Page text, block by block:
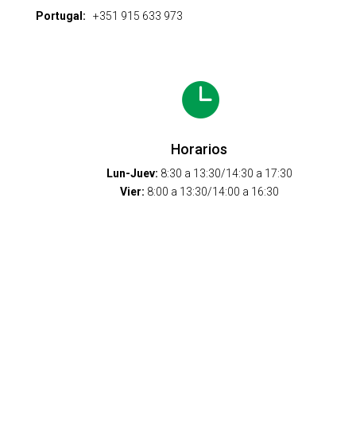
Portugal: +351 915 633 973

Horarios
Lun-Juev: 8:30 a 13:30/14:30 a 17:30
Vier: 8:00 a 13:30/14:00 a 16:30